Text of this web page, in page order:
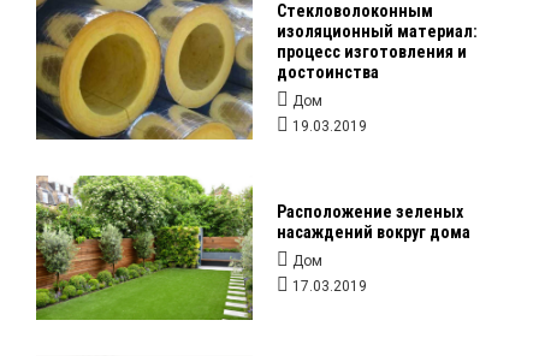
Стекловолоконным
изоляционный материал:
процесс изготовления и
достоинства
Дом
19.03.2019
Расположение зеленых
насаждений вокруг дома
Дом
17.03.2019